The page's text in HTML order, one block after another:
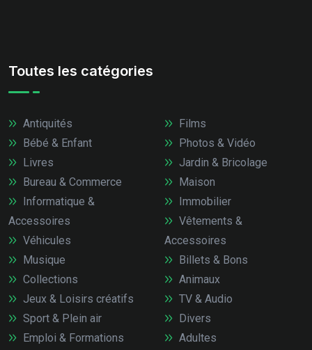
Toutes les catégories
Antiquités
Bébé & Enfant
Livres
Bureau & Commerce
Informatique &
Accessoires
Véhicules
Films
Photos & Vidéo
Jardin & Bricolage
Maison
Immobilier
Vêtements &
Accessoires
Musique
Collections
Jeux & Loisirs créatifs
Sport & Plein air
Emploi & Formations
Billets & Bons
Animaux
TV & Audio
Divers
Adultes